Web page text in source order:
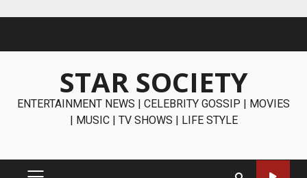
STAR SOCIETY
ENTERTAINMENT NEWS | CELEBRITY GOSSIP | MOVIES
| MUSIC | TV SHOWS | LIFE STYLE